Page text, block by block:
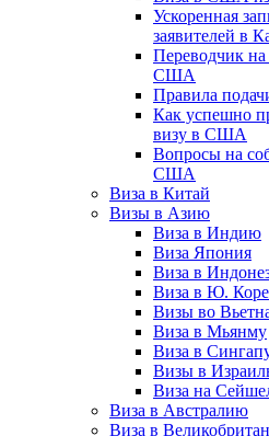
Ускоренная
заявителей в
Переводчик
США
Правила
Как успешно
визу в США
Вопросы на
США
Виза в Китай
Визы в Азию
Виза в Индию
Виза Япония
Виза в
Виза в Ю.
Визы во
Виза в Мьянму
Виза в
Визы в
Виза на
Виза в Австралию
Виза в